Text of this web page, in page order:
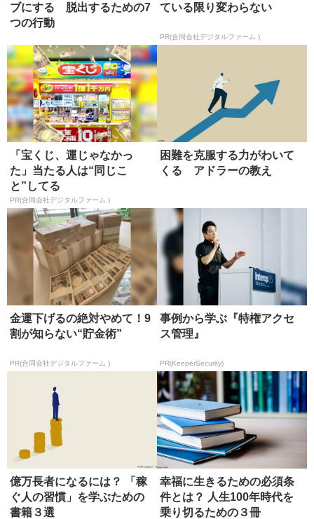
ブにする 脱出するための7
つの行動
ている限り変わらない
PR(合同会社デジタルファーム )
「宝くじ、運じゃなかっ
た」当たる人は“同じこ
と”してる
PR(合同会社デジタルファーム )
困難を克服する力がわいて
くる アドラーの教え
金運下げるの絶対やめて！9
割が知らない“貯金術”
PR(合同会社デジタルファーム )
事例から学ぶ『特権アクセ
ス管理』
PR(KeeperSecurity)
億万長者になるには？ 「稼
ぐ人の習慣」を学ぶための
書籍３選
幸福に生きるための必須条
件とは？ 人生100年時代を
乗り切るための３冊